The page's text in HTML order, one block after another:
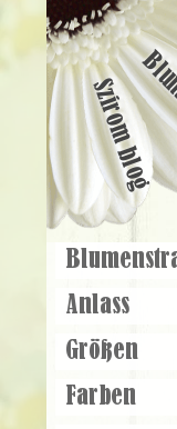
Szirom blog
Anlass
Größen
Farben